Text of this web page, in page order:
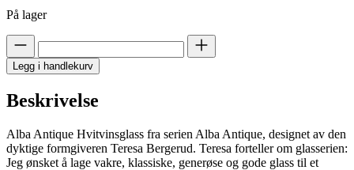
På lager
Legg i handlekurv
Beskrivelse
Alba Antique Hvitvinsglass fra serien Alba Antique, designet av den
dyktige formgiveren Teresa Bergerud. Teresa forteller om glasserien:
Jeg ønsket å lage vakre, klassiske, generøse og gode glass til et